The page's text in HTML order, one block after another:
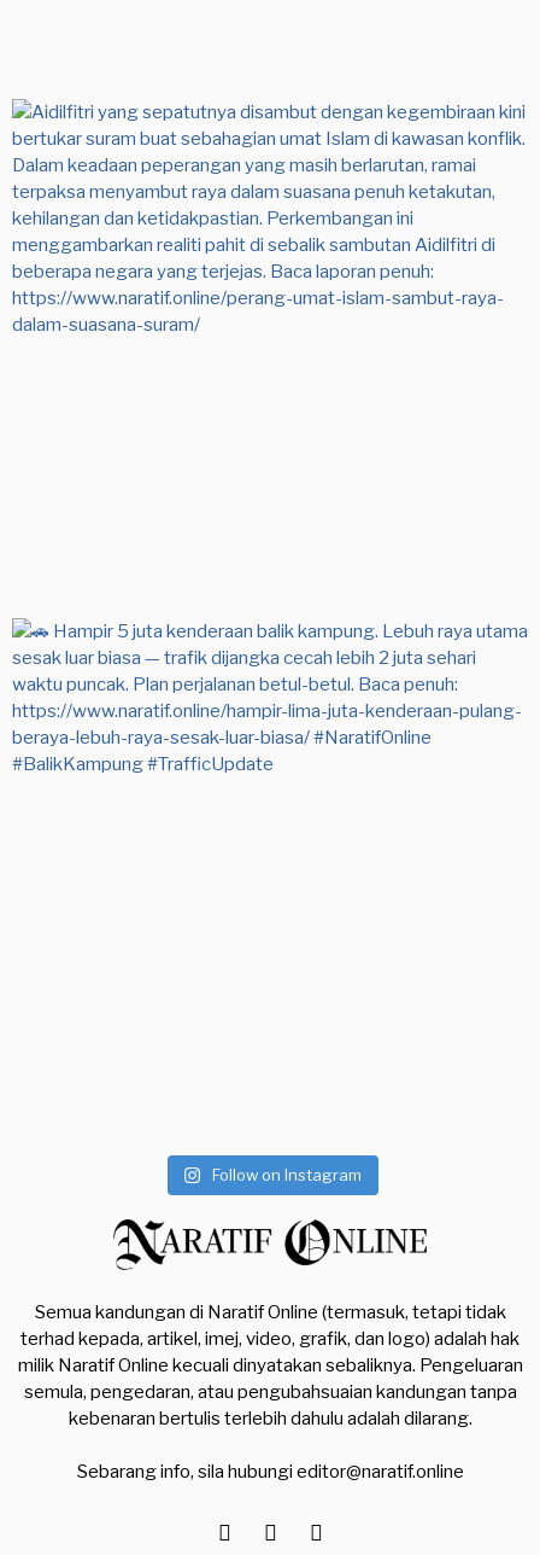
Follow on Instagram
Semua kandungan di Naratif Online (termasuk, tetapi tidak
terhad kepada, artikel, imej, video, grafik, dan logo) adalah hak
milik Naratif Online kecuali dinyatakan sebaliknya. Pengeluaran
semula, pengedaran, atau pengubahsuaian kandungan tanpa
kebenaran bertulis terlebih dahulu adalah dilarang.
Sebarang info, sila hubungi editor@naratif.online